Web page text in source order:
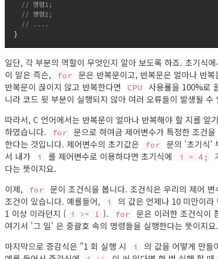
// 명령1;
// 명령2;
// ....
일단, 각 부분의 역할이 무엇인지 알아 보도록 하죠. 초기식
이 말은 즉슨,
for
문은 반복문이고, 반복문은 얼마나 반
반복문이 끊이지 않고 반복한다면
CPU
사용률을 100%로
니라 코드 뒷 부분이 실행되지 않아 여러 오류들이 발생될 수
따라서, C 언어에서는 반복문이 얼마나 반복해야 할 지를 알
하였습니다.
for
문으로 하여금 제어변수가 특정한 조건
한다는 것입니다. 제어변수의 초기값은
for
문의 '초기식'
서 내가
i 를 제어변수로 이용하다면 초기식에 i = 4;
다는 뜻이지요.
이제,
for
문이 조건식을 봅니다. 조건식은 우리의 제어
조건이 있습니다. 예를들어,
i
의 값은 언제나 10 미만이라
1 이상 이라던지 ( i >= 1 ). for
문은 이러한 조건식이
여기서 '그 일' 은 중괄호 속의 명령들을 실행한다는 뜻이지요.
마지막으로 증감식은 "1 회 실행 시
i
의 값을 어떻게 만